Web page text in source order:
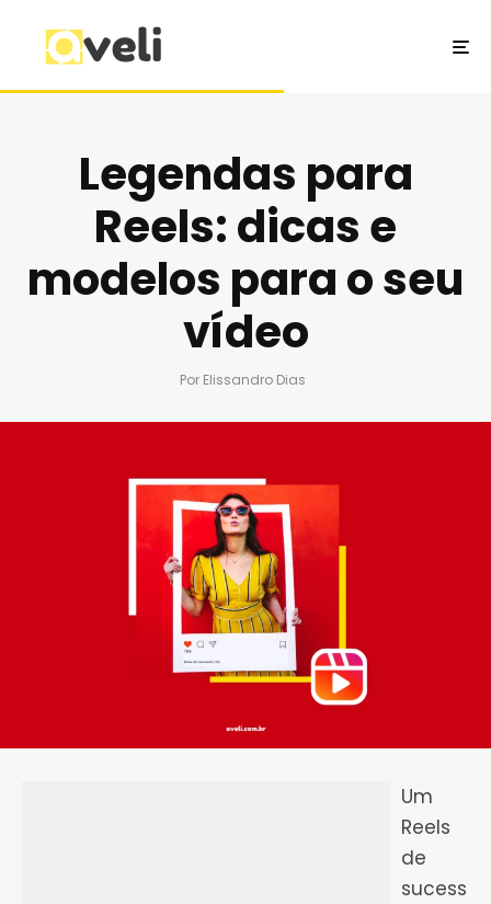
Legendas para
Reels: dicas e
modelos para o seu
vídeo
Por Elissandro Dias
Um
Reels
de
sucess